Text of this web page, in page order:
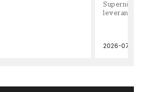
leveran,
2026-07-22